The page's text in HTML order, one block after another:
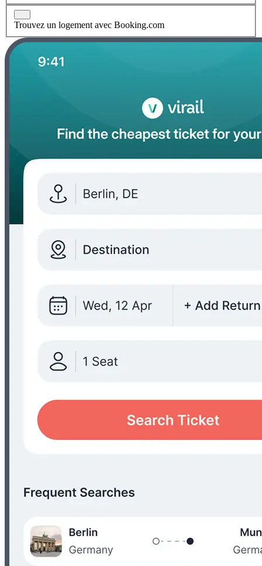
Trouvez un logement avec Booking.com